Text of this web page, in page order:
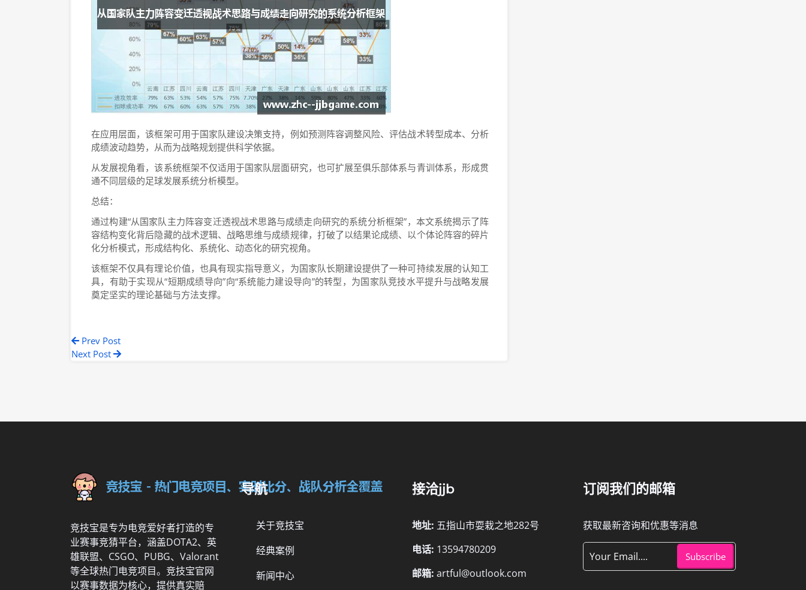
在应用层面，该框架可用于国家队建设决策支持，例如预测阵容调整风险、评估战术转型成本、分析
成绩波动趋势，从而为战略规划提供科学依据。
从发展视角看，该系统框架不仅适用于国家队层面研究，也可扩展至俱乐部体系与青训体系，形成贯
通不同层级的足球发展系统分析模型。
总结：
通过构建“从国家队主力阵容变迁透视战术思路与成绩走向研究的系统分析框架”，本文系统揭示了阵
容结构变化背后隐藏的战术逻辑、战略思维与成绩规律，打破了以结果论成绩、以个体论阵容的碎片
化分析模式，形成结构化、系统化、动态化的研究视角。
该框架不仅具有理论价值，也具有现实指导意义，为国家队长期建设提供了一种可持续发展的认知工
具，有助于实现从“短期成绩导向”向“系统能力建设导向”的转型，为国家队竞技水平提升与战略发展
奠定坚实的理论基础与方法支撑。
Prev Post
Next Post
竞技宝是专为电竞爱好者打造的专
业赛事竞猜平台，涵盖DOTA2、英
雄联盟、CSGO、PUBG、Valorant
等全球热门电竞项目。竞技宝官网
以赛事数据为核心，提供真实赔
导航
关于竞技宝
经典案例
新闻中心
接洽jjb
地址: 五指山市耍栽之地282号
电话: 13594780209
邮箱: artful@outlook.com
订阅我们的邮箱
获取最新咨询和优惠等消息
Subscribe